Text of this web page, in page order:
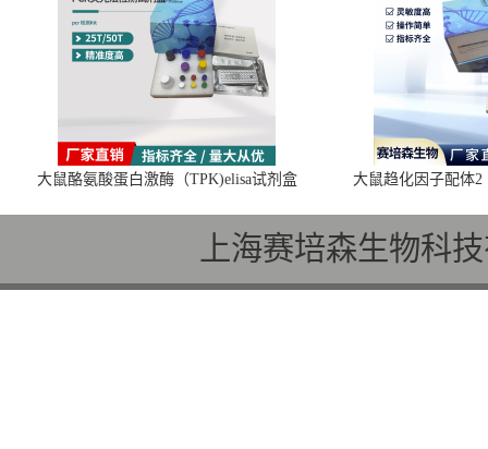
大鼠酪氨酸蛋白激酶（TPK)elisa试剂盒 大鼠趋化因子配体2
上海赛培森生物科